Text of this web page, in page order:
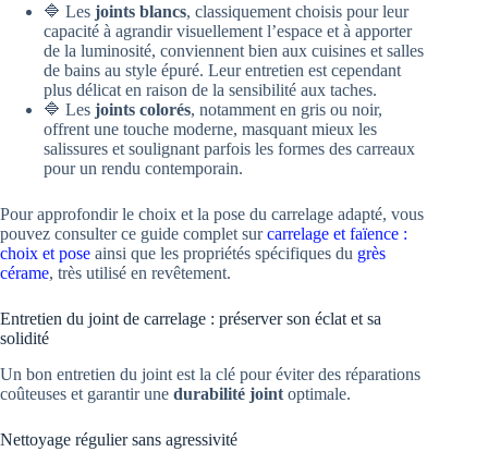
🔷 Les joints blancs, classiquement choisis pour leur
capacité à agrandir visuellement l’espace et à apporter
de la luminosité, conviennent bien aux cuisines et salles
de bains au style épuré. Leur entretien est cependant
plus délicat en raison de la sensibilité aux taches.
🔷 Les joints colorés, notamment en gris ou noir,
offrent une touche moderne, masquant mieux les
salissures et soulignant parfois les formes des carreaux
pour un rendu contemporain.
Pour approfondir le choix et la pose du carrelage adapté, vous
pouvez consulter ce guide complet surcarrelage et faïence :
choix et pose ainsi que les propriétés spécifiques du grès
cérame, très utilisé en revêtement.
Entretien du joint de carrelage : préserver son éclat et sa
solidité
Un bon entretien du joint est la clé pour éviter des réparations
coûteuses et garantir une durabilité joint optimale.
Nettoyage régulier sans agressivité